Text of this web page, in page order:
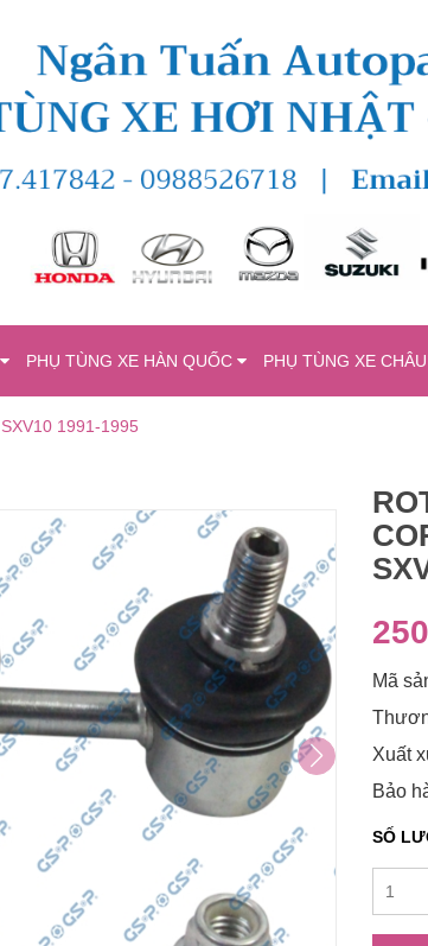
PHỤ TÙNG XE HÀN QUỐC PHỤ TÙNG XE
1991-1995
Mã
Xuất
Bảo
SỐ